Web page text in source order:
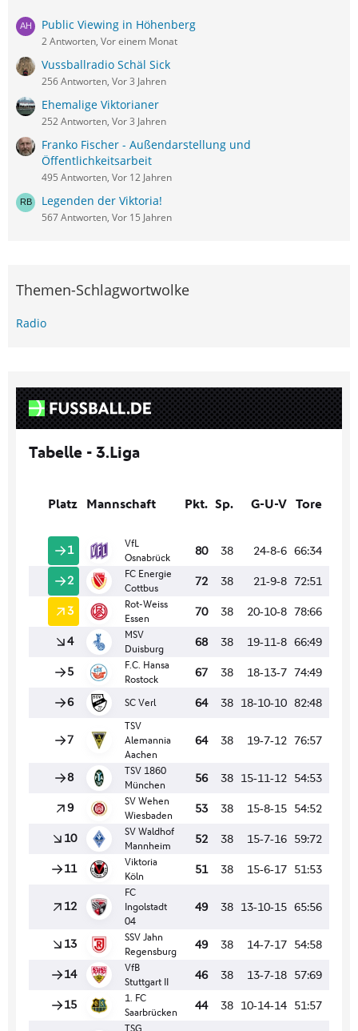
Public Viewing in Höhenberg
2 Antworten, Vor einem Monat
Vussballradio Schäl Sick
256 Antworten, Vor 3 Jahren
Ehemalige Viktorianer
252 Antworten, Vor 3 Jahren
Franko Fischer - Außendarstellung und
Öffentlichkeitsarbeit
495 Antworten, Vor 12 Jahren
Legenden der Viktoria!
567 Antworten, Vor 15 Jahren
Themen-Schlagwortwolke
Radio